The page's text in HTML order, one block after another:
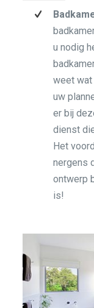
u nodig
weet
uw
er bij
dienst
Het
nergens
ontwerp
is!